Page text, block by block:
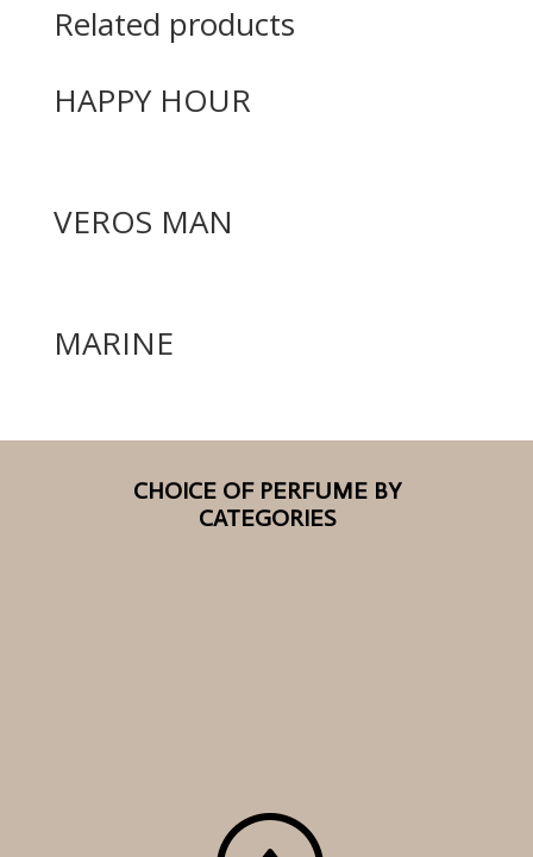
Related products
HAPPY HOUR
VEROS MAN
MARINE
CHOICE OF PERFUME BY
CATEGORIES